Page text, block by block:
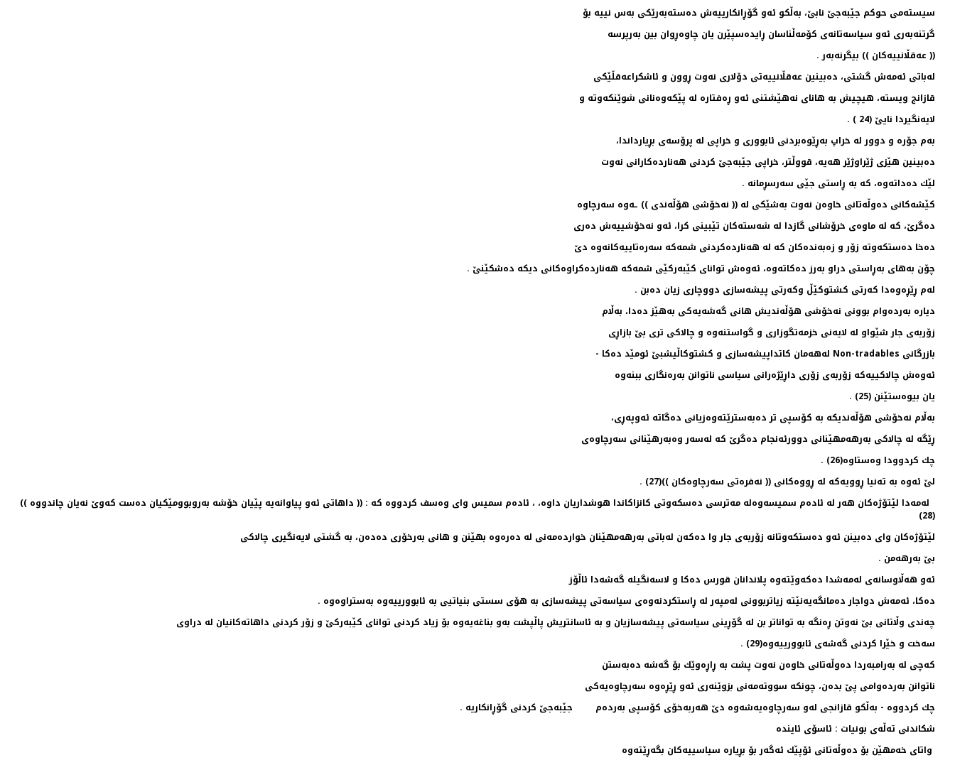
سیسته‌می حوكم جێبه‌جێ نابێ، به‌ڵكو ئه‌و گۆڕانكارییه‌ش ده‌سته‌به‌رێكی به‌س نییه‌ بۆ
گرتنه‌به‌ری ئه‌و سیاسه‌تانه‌ی كۆمه‌ڵناسان ڕایده‌سپێرن یان چاوه‌ڕوان بین به‌رپرسه‌
(( عه‌قڵانییه‌كان )) بیگرنه‌به‌ر .
له‌باتی ئه‌مه‌‌ش گشتی، ده‌بینین عه‌قڵانییه‌تی دۆلاری نه‌وت ڕوون و ئاشكراعه‌قڵێكی
قازانج ویسته‌، هیچیش به‌ هانای نه‌هێشتنی ئه‌و ڕه‌فتاره‌ له‌ پێكه‌وه‌نانی شوێنكه‌وته‌ و
لایه‌نگیردا نایێ (24 ) .
به‌م جۆره‌ و دوور له‌ خراپ به‌ڕێوه‌بردنی ئابووری و خراپی له‌ پرۆسه‌ی بڕیارداندا،
ده‌بینین هێزی ژێراوژێر هه‌یه‌، قووڵتر، خراپی جێبه‌جێ كردنی هه‌نارده‌كارانی نه‌وت
لێك ده‌داته‌وه‌، كه‌ به‌ ڕاستی جێی سه‌رسڕمانه‌ .
كێشه‌كانی ده‌وڵه‌تانی خاوه‌ن نه‌وت به‌شێكی له‌ (( نه‌خۆشی هۆڵه‌ندی )) ـه‌وه‌ سه‌رچاوه‌
ده‌گرێ، كه‌ له‌ ماوه‌ی خرۆشانی گازدا له‌ شه‌سته‌كان تێبینی كرا، ئه‌و نه‌خۆشییه‌ش ده‌ری
ده‌خا ده‌ستكه‌وته‌ زۆر و زه‌به‌نده‌كان كه‌ له‌ هه‌نارده‌كردنی شمه‌كه‌ سه‌ره‌تاییه‌كانه‌وه‌ دێ
چۆن به‌های به‌ڕاستی دراو به‌رز ده‌كاته‌وه‌، ئه‌وه‌ش توانای كێبه‌ركێی شمه‌كه‌ هه‌نارده‌كراوه‌كانی دیكه‌ ده‌شكێنێ .
له‌م ڕێڕه‌وه‌دا كه‌رتی كشتوكێڵ وكه‌رتی پیشه‌سازی دووچاری زیان ده‌بن .
دیاره‌ به‌رده‌وام بوونی نه‌خۆشی هۆڵه‌ندیش هانی گه‌شه‌یه‌كی به‌هێز ده‌دا، به‌ڵام
زۆربه‌ی جار شێواو له‌ لایه‌نی خزمه‌تگوزاری و گواستنه‌وه‌ و چالاكی تری بێ بازاڕی
بازرگانی Non-tradables له‌هه‌مان كاتداپیشه‌سازی و كشتوكاڵیشبێ ئومێد ده‌كا -
ئه‌وه‌ش چالاكییه‌كه‌ زۆربه‌ی زۆری داڕێژه‌رانی سیاسی ناتوانن به‌ره‌نگاری ببنه‌وه‌
یان بیوه‌ستێنن (25) .
به‌ڵام نه‌خۆشی هۆڵه‌ندیكه‌ به‌ كۆسپی تر ده‌به‌سترێته‌وه‌زیانی ده‌گاته‌ ئه‌وپه‌ڕی،
ڕێگه‌ له‌ چالاكی به‌رهه‌مهێنانی دوورئه‌نجام ده‌گرێ كه‌ له‌سه‌ر وه‌به‌رهێنانی سه‌رچاوه‌ی
چك كردوودا وه‌ستاوه‌(26) .
لێ ئه‌وه‌ به‌ ته‌نیا ڕوویه‌كه‌ له‌ ڕووه‌كانی (( نه‌فره‌تی سه‌رچاوه‌كان ))(27) .
له‌مه‌دا لێتۆژه‌كان هه‌ر له‌ ئاده‌م سمیسه‌وه‌له‌ مه‌ترسی ده‌سكه‌وتی كانزاكاندا هوشداریان داوه‌، ، ئاده‌م سمیس وای وه‌سف كردووه‌ كه‌ : (( داهاتی ئه‌و پیاوانه‌یه‌ پێیان خۆشه‌ به‌روبوومێكیان ده‌ست كه‌وێ نه‌یان چاندووه‌ ))
(28)
لێتۆژه‌كان وای ده‌بینن ئه‌و ده‌ستكه‌وتانه‌ زۆربه‌ی جار وا ده‌كه‌ن له‌باتی به‌رهه‌مهێنان خوارده‌مه‌نی له‌ ده‌ره‌وه‌ بهێنن و هانی به‌رخۆری ده‌ده‌ن، به‌ گشتی لایه‌نگیری چالاكی
بێ به‌رهه‌من .
ئه‌و هه‌ڵاوسانه‌ی له‌مه‌شدا ده‌كه‌وێته‌وه‌ پلاندانان قورس ده‌كا و لاسه‌نگیله‌ گه‌شه‌دا ئاڵۆز
ده‌كا، ئه‌مه‌ش دواجار ده‌مانگه‌یه‌نێته‌ زیاتربوونی له‌مپه‌ر له‌ ڕاستكردنه‌وه‌ی سیاسه‌تی پیشه‌سازی به‌ هۆی سستی بنیاتیی به‌ ئابوورییه‌وه‌ به‌ستراوه‌وه‌ .
چه‌ندی وڵاتانی بێ نه‌وتن ڕه‌نگه‌ به‌ تواناتر بن له‌ گۆڕینی سیاسه‌تی پیشه‌سازیان و ‌به‌ ئاسانتریش پاڵپشت به‌و بناغه‌یه‌وه‌ بۆ زیاد كردنی توانای كێبه‌ركێ و زۆر كردنی داهاته‌كانیان له‌ دراوی
سه‌خت و خێرا كردنی گه‌شه‌ی ئابوورییه‌وه‌(29) .
كه‌چی له‌ به‌رامبه‌ردا ده‌وڵه‌تانی‌ خاوه‌ن نه‌وت پشت به‌ ڕاڕه‌وێك بۆ گه‌شه‌ ده‌به‌ستن
ناتوانن به‌رده‌وامی پێ بده‌ن، چو‌نكه‌ سووته‌مه‌نی بزوێنه‌ری ئه‌و ڕێڕه‌وه‌ سه‌رچاوه‌یه‌كی
چك كردووه‌ - به‌ڵكو قازانجی له‌و سه‌رچاوه‌یه‌شه‌وه‌ دێ هه‌ربه‌خۆی كۆسپی به‌رده‌م جێبه‌جێ كردنی گۆڕانكاریه‌‌ .
شكاندنی ته‌ڵه‌ی بونیات : ئاسۆی ئاینده‌
واتای خه‌مهێن بۆ ده‌وڵه‌تانی ئۆپێك ئه‌گه‌ر بۆ بڕیاره‌ سیاسییه‌كان بگه‌ڕێته‌وه‌